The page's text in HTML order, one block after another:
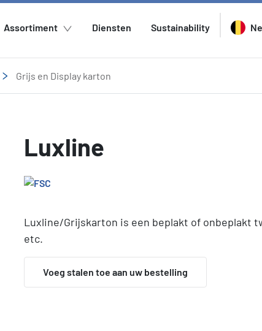
Assortiment Diensten Sustainability
Grijs en Display karton
Luxline
Luxline/Grijskarton is een beplakt of onbeplakt
etc.
Voeg stalen toe aan uw bestelling